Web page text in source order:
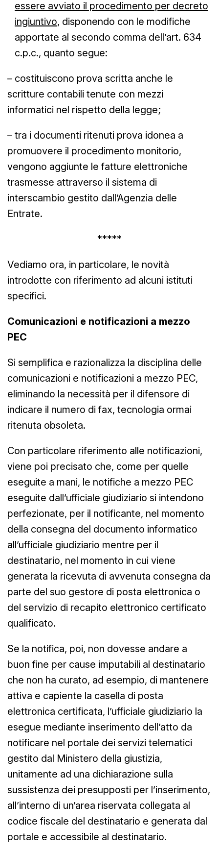
essere avviato il procedimento per decreto
ingiuntivo, disponendo con le modifiche
apportate al secondo comma dell’art. 634
c.p.c., quanto segue:
– costituiscono prova scritta anche le
scritture contabili tenute con mezzi
informatici nel rispetto della legge;
– tra i documenti ritenuti prova idonea a
promuovere il procedimento monitorio,
vengono aggiunte le fatture elettroniche
trasmesse attraverso il sistema di
interscambio gestito dall’Agenzia delle
Entrate.
*****
Vediamo ora, in particolare, le novità
introdotte con riferimento ad alcuni istituti
specifici.
Comunicazioni e notificazioni a mezzo
PEC
Si semplifica e razionalizza la disciplina delle
comunicazioni e notificazioni a mezzo PEC,
eliminando la necessità per il difensore di
indicare il numero di fax, tecnologia ormai
ritenuta obsoleta.
Con particolare riferimento alle notificazioni,
viene poi precisato che, come per quelle
eseguite a mani, le notifiche a mezzo PEC
eseguite dall’ufficiale giudiziario si intendono
perfezionate, per il notificante, nel momento
della consegna del documento informatico
all’ufficiale giudiziario mentre per il
destinatario, nel momento in cui viene
generata la ricevuta di avvenuta consegna da
parte del suo gestore di posta elettronica o
del servizio di recapito elettronico certificato
qualificato.
Se la notifica, poi, non dovesse andare a
buon fine per cause imputabili al destinatario
che non ha curato, ad esempio, di mantenere
attiva e capiente la casella di posta
elettronica certificata, l’ufficiale giudiziario la
esegue mediante inserimento dell’atto da
notificare nel portale dei servizi telematici
gestito dal Ministero della giustizia,
unitamente ad una dichiarazione sulla
sussistenza dei presupposti per l’inserimento,
all’interno di un’area riservata collegata al
codice fiscale del destinatario e generata dal
portale e accessibile al destinatario.